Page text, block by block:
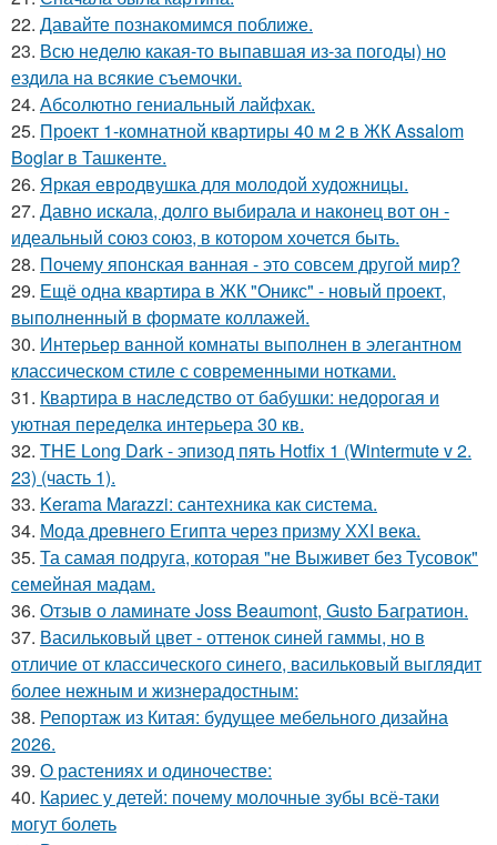
22. Давайте познакомимся поближе.
23. Всю неделю какая-то выпавшая из-за погоды) но
ездила на всякие съемочки.
24. Абсолютно гениальный лайфхак.
25. Проект 1-комнатной квартиры 40 м 2 в ЖК Assalom
Boglar в Ташкенте.
26. Яркая евродвушка для молодой художницы.
27. Давно искала, долго выбирала и наконец вот он -
идеальный союз союз, в котором хочется быть.
28. Почему японская ванная - это совсем другой мир?
29. Ещё одна квартира в ЖК "Оникс" - новый проект,
выполненный в формате коллажей.
30. Интерьер ванной комнаты выполнен в элегантном
классическом стиле с современными нотками.
31. Квартира в наследство от бабушки: недорогая и
уютная переделка интерьера 30 кв.
32. THE Long Dark - эпизод пять Hotfix 1 (Wintermute v 2.
23) (часть 1).
33. Kerama Marazzi: сантехника как система.
34. Мода древнего Египта через призму ХХI века.
35. Та самая подруга, которая "не Выживет без Тусовок"
семейная мадам.
36. Отзыв о ламинате Joss Beaumont, Gusto Багратион.
37. Васильковый цвет - оттенок синей гаммы, но в
отличие от классического синего, васильковый выглядит
более нежным и жизнерадостным:
38. Репортаж из Китая: будущее мебельного дизайна
2026.
39. О растениях и одиночестве:
40. Кариес у детей: почему молочные зубы всё-таки
могут болеть